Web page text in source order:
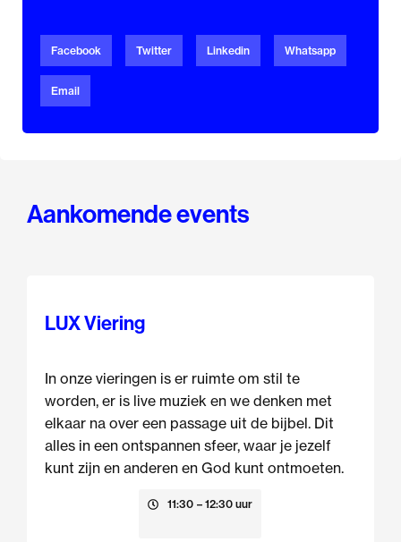
Facebook Twitter Linkedin Whatsapp
Email
Aankomende events
LUX Viering
In onze vieringen is er ruimte om stil te
worden, er is live muziek en we denken met
elkaar na over een passage uit de bijbel. Dit
alles in een ontspannen sfeer, waar je jezelf
kunt zijn en anderen en God kunt ontmoeten.
11:30 – 12:30 uur